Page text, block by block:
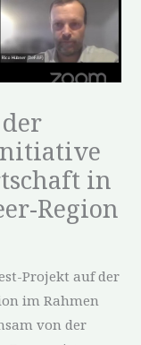
in
Region
Projekt auf der
im Rahmen
von der